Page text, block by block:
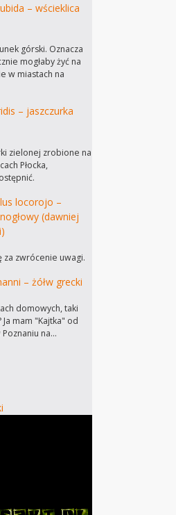
– wścieklica
górski. Oznacza
mogłaby żyć na
w miastach na
– jaszczurka
zielonej zrobione na
Płocka,
locorojo –
(dawniej
za zwrócenie uwagi.
– żółw grecki
domowych, taki
mam "Kajtka" od
na…